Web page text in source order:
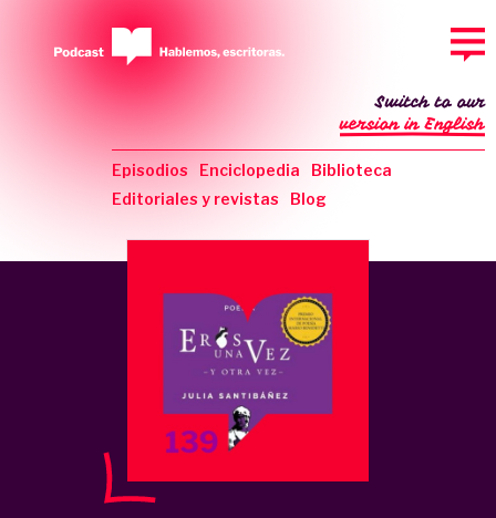
Episodios Enciclopedia
Biblioteca
Editoriales y revistas
Blog
Switch to our
version in English